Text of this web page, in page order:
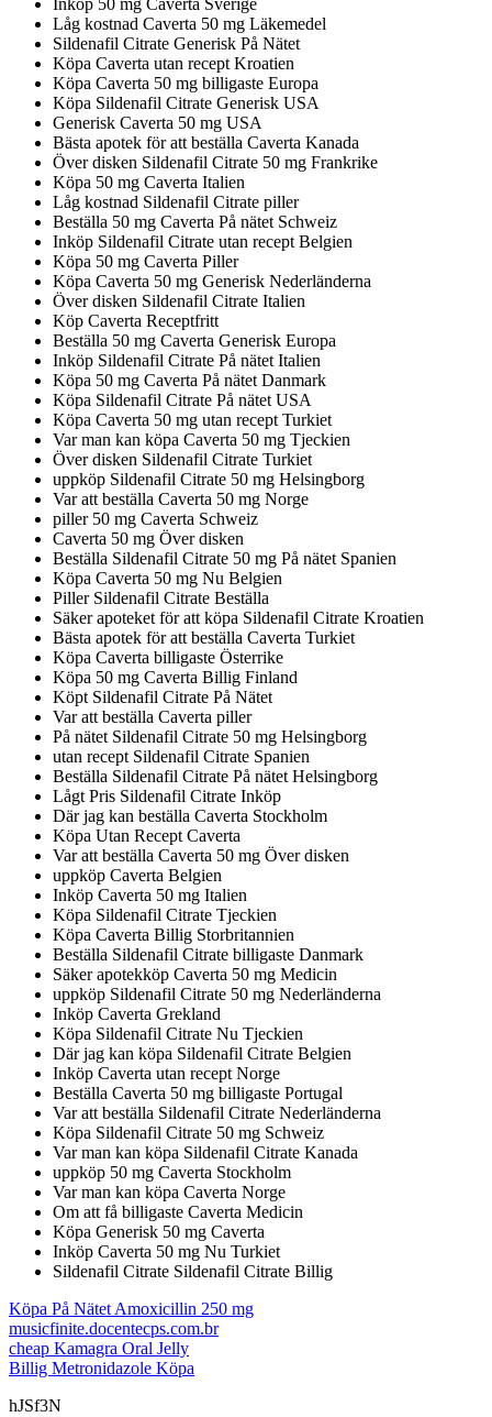
Låg kostnad Caverta 50 mg Läkemedel
Sildenafil Citrate Generisk På Nätet
Köpa Caverta utan recept Kroatien
Köpa Caverta 50 mg billigaste Europa
Köpa Sildenafil Citrate Generisk USA
Generisk Caverta 50 mg USA
Bästa apotek för att beställa Caverta Kanada
Över disken Sildenafil Citrate 50 mg Frankrike
Köpa 50 mg Caverta Italien
Låg kostnad Sildenafil Citrate piller
Beställa 50 mg Caverta På nätet Schweiz
Inköp Sildenafil Citrate utan recept Belgien
Köpa 50 mg Caverta Piller
Köpa Caverta 50 mg Generisk Nederländerna
Över disken Sildenafil Citrate Italien
Köp Caverta Receptfritt
Beställa 50 mg Caverta Generisk Europa
Inköp Sildenafil Citrate På nätet Italien
Köpa 50 mg Caverta På nätet Danmark
Köpa Sildenafil Citrate På nätet USA
Köpa Caverta 50 mg utan recept Turkiet
Var man kan köpa Caverta 50 mg Tjeckien
Över disken Sildenafil Citrate Turkiet
uppköp Sildenafil Citrate 50 mg Helsingborg
Var att beställa Caverta 50 mg Norge
piller 50 mg Caverta Schweiz
Caverta 50 mg Över disken
Beställa Sildenafil Citrate 50 mg På nätet Spanien
Köpa Caverta 50 mg Nu Belgien
Piller Sildenafil Citrate Beställa
Säker apoteket för att köpa Sildenafil Citrate Kroatien
Bästa apotek för att beställa Caverta Turkiet
Köpa Caverta billigaste Österrike
Köpa 50 mg Caverta Billig Finland
Köpt Sildenafil Citrate På Nätet
Var att beställa Caverta piller
På nätet Sildenafil Citrate 50 mg Helsingborg
utan recept Sildenafil Citrate Spanien
Beställa Sildenafil Citrate På nätet Helsingborg
Lågt Pris Sildenafil Citrate Inköp
Där jag kan beställa Caverta Stockholm
Köpa Utan Recept Caverta
Var att beställa Caverta 50 mg Över disken
uppköp Caverta Belgien
Inköp Caverta 50 mg Italien
Köpa Sildenafil Citrate Tjeckien
Köpa Caverta Billig Storbritannien
Beställa Sildenafil Citrate billigaste Danmark
Säker apotekköp Caverta 50 mg Medicin
uppköp Sildenafil Citrate 50 mg Nederländerna
Inköp Caverta Grekland
Köpa Sildenafil Citrate Nu Tjeckien
Där jag kan köpa Sildenafil Citrate Belgien
Inköp Caverta utan recept Norge
Beställa Caverta 50 mg billigaste Portugal
Var att beställa Sildenafil Citrate Nederländerna
Köpa Sildenafil Citrate 50 mg Schweiz
Var man kan köpa Sildenafil Citrate Kanada
uppköp 50 mg Caverta Stockholm
Var man kan köpa Caverta Norge
Om att få billigaste Caverta Medicin
Köpa Generisk 50 mg Caverta
Inköp Caverta 50 mg Nu Turkiet
Sildenafil Citrate Sildenafil Citrate Billig
Köpa På Nätet Amoxicillin 250 mg
musicfinite.docentecps.com.br
cheap Kamagra Oral Jelly
Billig Metronidazole Köpa
hJSf3N